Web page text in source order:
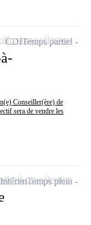
Conseiller(ère) de
sera de vendre les
CDITemps partiel
à ma sélection
IntérimTemps plein
à ma sélection